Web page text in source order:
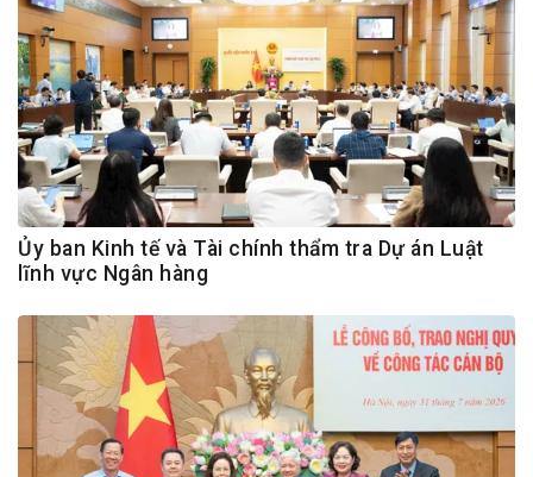
Ủy ban Kinh tế và Tài chính thẩm tra Dự án Luật
lĩnh vực Ngân hàng